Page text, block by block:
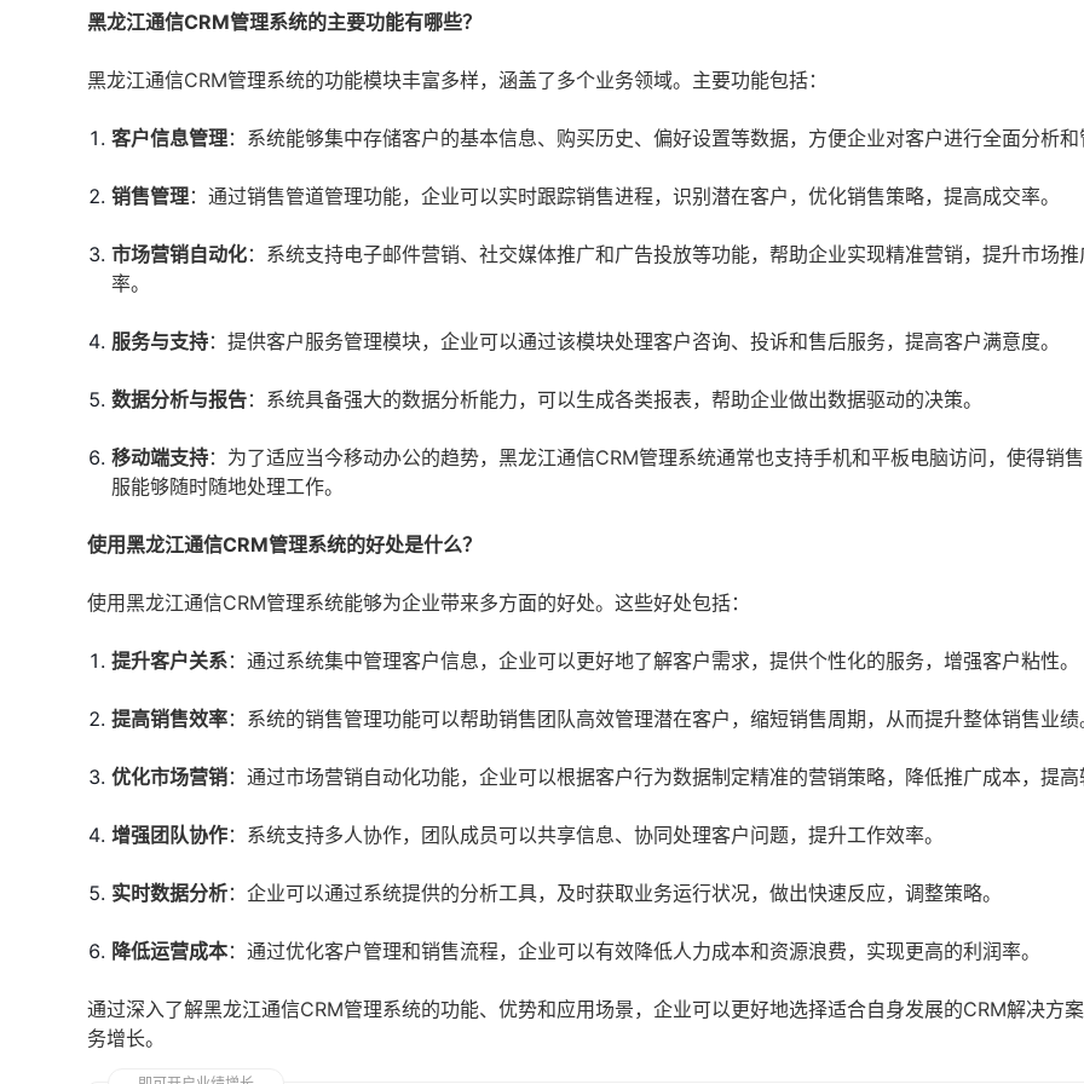
黑龙江通信CRM管理系统的主要功能有哪些？
黑龙江通信CRM管理系统的功能模块丰富多样，涵盖了多个业务领域。主要功能包括：
客户信息管理：系统能够集中存储客户的基本信息、购买历史、偏好设置等数据，方便企业对客户进行全面分析和
销售管理：通过销售管道管理功能，企业可以实时跟踪销售进程，识别潜在客户，优化销售策略，提高成交率。
市场营销自动化：系统支持电子邮件营销、社交媒体推广和广告投放等功能，帮助企业实现精准营销，提升市场
率。
服务与支持：提供客户服务管理模块，企业可以通过该模块处理客户咨询、投诉和售后服务，提高客户满意度。
数据分析与报告：系统具备强大的数据分析能力，可以生成各类报表，帮助企业做出数据驱动的决策。
移动端支持：为了适应当今移动办公的趋势，黑龙江通信CRM管理系统通常也支持手机和平板电脑访问，使得销
服能够随时随地处理工作。
使用黑龙江通信CRM管理系统的好处是什么？
使用黑龙江通信CRM管理系统能够为企业带来多方面的好处。这些好处包括：
提升客户关系：通过系统集中管理客户信息，企业可以更好地了解客户需求，提供个性化的服务，增强客户粘性。
提高销售效率：系统的销售管理功能可以帮助销售团队高效管理潜在客户，缩短销售周期，从而提升整体销售业绩
优化市场营销：通过市场营销自动化功能，企业可以根据客户行为数据制定精准的营销策略，降低推广成本，提高
增强团队协作：系统支持多人协作，团队成员可以共享信息、协同处理客户问题，提升工作效率。
实时数据分析：企业可以通过系统提供的分析工具，及时获取业务运行状况，做出快速反应，调整策略。
降低运营成本：通过优化客户管理和销售流程，企业可以有效降低人力成本和资源浪费，实现更高的利润率。
通过深入了解黑龙江通信CRM管理系统的功能、优势和应用场景，企业可以更好地选择适合自身发展的CRM解决方
务增长。